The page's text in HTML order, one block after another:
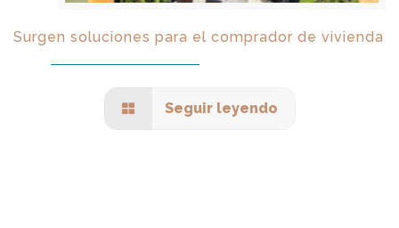
Surgen soluciones para el comprador de vivienda
Seguir leyendo